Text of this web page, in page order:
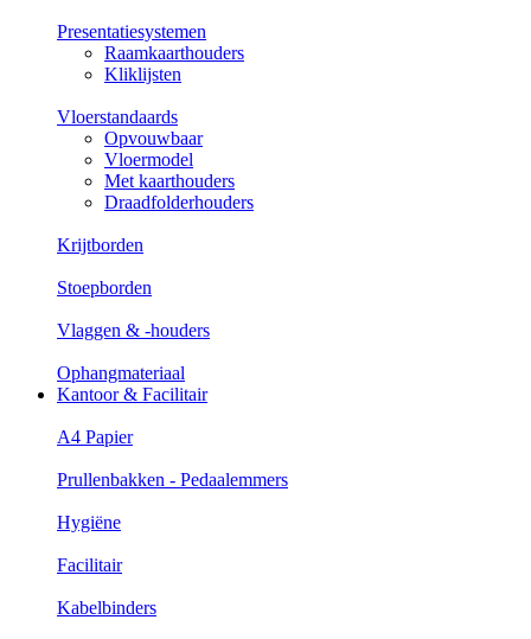
Presentatiesystemen
Raamkaarthouders
Kliklijsten
Vloerstandaards
Opvouwbaar
Vloermodel
Met kaarthouders
Draadfolderhouders
Krijtborden
Stoepborden
Vlaggen & -houders
Ophangmateriaal
Kantoor & Facilitair
A4 Papier
Prullenbakken - Pedaalemmers
Hygiëne
Facilitair
Kabelbinders